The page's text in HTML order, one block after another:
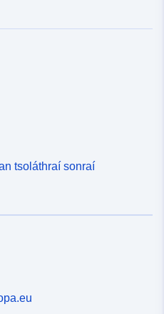
tsoláthraí sonraí